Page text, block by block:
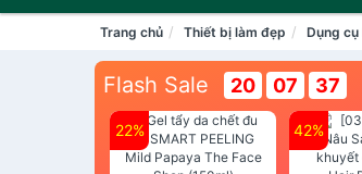
NƯỚC HOA
Trang chủ Thiết bị làm đẹp Dụng cụ
Flash Sale 20 07 36
22% 42%